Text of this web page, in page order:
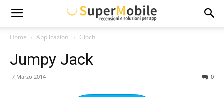
Super
Mobile
Home Applicazioni Giochi
Jumpy Jack
7 Marzo 2014 0